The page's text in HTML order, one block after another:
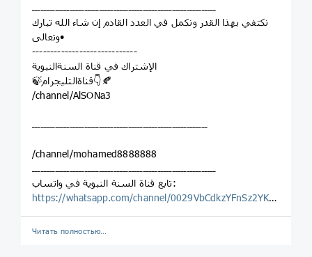
نكتفي بهذا القدر ونكمل في العدد القادم إن شاء الله تبارك
وتعالى•
‌‏-----------------------------
الإشتراك في قناة السنةالنبوية
🍃قناةالتليجرام👇🍂
/channel/AlSONa3
/channel/mohamed8888888
‏تابع قناة السنة النبوية في واتساب:
https://whatsapp.com/channel/0029VbCdkzYFnSz2YKPBAW1H
Читать полностью…